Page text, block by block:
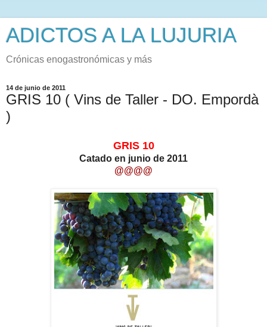
ADICTOS A LA LUJURIA
Crónicas enogastronómicas y más
14 de junio de 2011
GRIS 10 ( Vins de Taller - DO. Empordà
)
GRIS 10
Catado en junio de 2011
@@@@